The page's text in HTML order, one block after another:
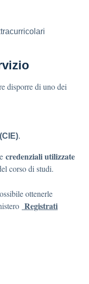
disporre di uno dei
.
credenziali utilizzate
corso di studi.
ottenerle
Registrati